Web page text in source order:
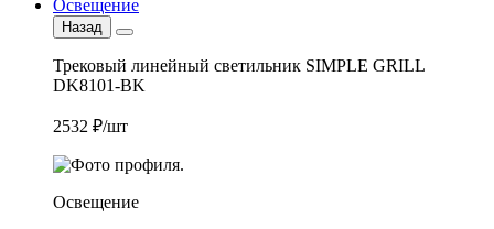
Освещение
Назад
Трековый линейный светильник SIMPLE GRILL
DK8101-BK
2532 ₽/шт
Освещение